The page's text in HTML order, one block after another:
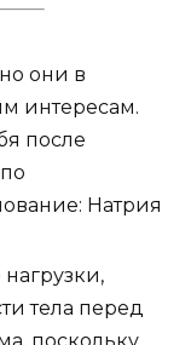
они в
интересам.
после
Натрия
тела перед